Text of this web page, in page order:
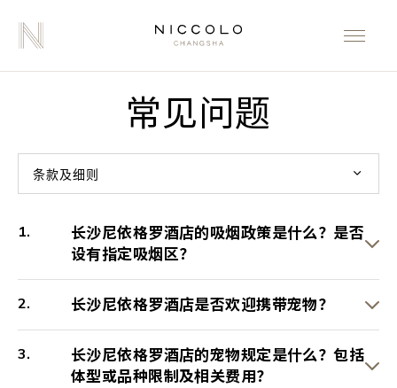
常见问题
条款及细则
长沙尼依格罗酒店的吸烟政策是什么？是否
设有指定吸烟区？
长沙尼依格罗酒店是否欢迎携带宠物？
长沙尼依格罗酒店的宠物规定是什么？包括
体型或品种限制及相关费用？